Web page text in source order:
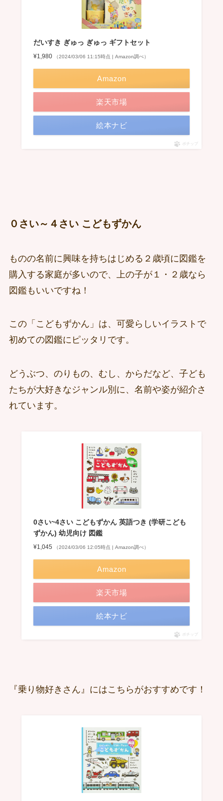
だいすき ぎゅっ ぎゅっ ギフトセット
¥1,980 （2024/03/06 11:15時点 | Amazon調べ）
Amazon
楽天市場
絵本ナビ
ポチップ
０さい～４さい こどもずかん
ものの名前に興味を持ちはじめる２歳頃に図鑑を
購入する家庭が多いので、上の子が１・２歳なら
図鑑もいいですね！
この「こどもずかん」は、可愛らしいイラストで
初めての図鑑にピッタリです。
どうぶつ、のりもの、むし、からだなど、子ども
たちが大好きなジャンル別に、名前や姿が紹介さ
れています。
0さい~4さい こどもずかん 英語つき (学研こども
ずかん) 幼児向け 図鑑
¥1,045 （2024/03/06 12:05時点 | Amazon調べ）
Amazon
楽天市場
絵本ナビ
ポチップ
『乗り物好きさん』にはこちらがおすすめです！